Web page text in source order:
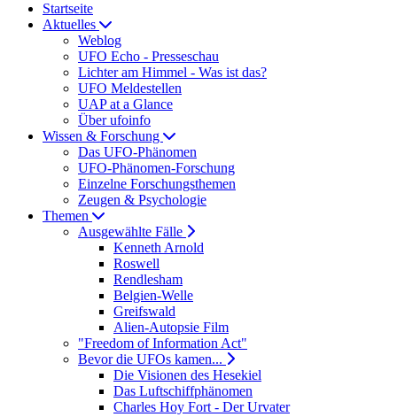
Startseite
Aktuelles
Weblog
UFO Echo - Presseschau
Lichter am Himmel - Was ist das?
UFO Meldestellen
UAP at a Glance
Über ufoinfo
Wissen & Forschung
Das UFO-Phänomen
UFO-Phänomen-Forschung
Einzelne Forschungsthemen
Zeugen & Psychologie
Themen
Ausgewählte Fälle
Kenneth Arnold
Roswell
Rendlesham
Belgien-Welle
Greifswald
Alien-Autopsie Film
"Freedom of Information Act"
Bevor die UFOs kamen...
Die Visionen des Hesekiel
Das Luftschiffphänomen
Charles Hoy Fort - Der Urvater